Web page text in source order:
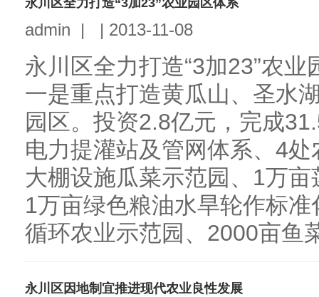
永川区全力打造“3加23”农业园区体系
admin | | 2013-11-08
永川区全力打造“3加23”农
一是重点打造黄瓜山、圣水
园区。投资2.8亿元，完成
电力提灌站及管网体系、4
大棚设施瓜菜示范园、1万
1万亩绿色粮油水旱轮作标
循环农业示范园、2000亩鱼
永川区因地制宜推进现代农业良性发展